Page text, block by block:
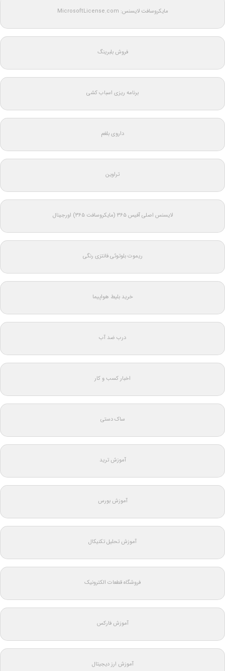
مایکروسافت لایسنس: MicrosoftLicense.com
فروش بلبرینگ
برنامه ریزی اسباب کشی
داروی بلغم
تراوین
لایسنس اصلی آفیس ۳۶۵ (مایکروسافت ۳۶۵) اورجینال
ریموت بلوتوثی فانتزی رنگی
خرید بلیط هواپیما
درب ضد آب
اخبار کسب و کار
ساک دستی
آموزش ترید
آموزش بورس
آموزش تحلیل تکنیکال
فروشگاه قطعات الکترونیک
آموزش فارکس
آموزش ارز دیجیتال